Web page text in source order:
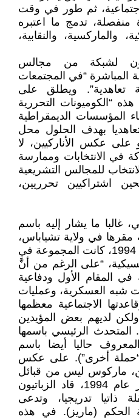
ثم طور في وقت
منفصلة، تدمج ما اعتبره
والماركسية، والنقابية،
لشبكة من مجالس
المباشرة “في المجتمعات
تعاهدية”. ويطلق على
“الكوميونات التحررية
المؤسسات الديمقراطية
بهدف الحلول محل
و على عكس الأناركيين، لا
في الانتخابات وممارسة
للمجالس التشريعية
اشتراكيين تحرريين،
غالبا ما يشار إليه باسم
مقرها في ولاية تشياباس،
في جنوب المكسيك. منذ عام 1994، كانت المجموعة في
“على الرغم من أنَّ
المقام الأول ودفاعية
شبه العسكرية، وعمليات
الاجتماعية معظمها
لديهم بعض المؤيدين
المتحدث الرئيسي باسمها
حاليا أيضا باسم
أخرى”). على عكس
ماركوس ليس من قبائل
المايا الأصليين. ومنذ ديسمبر عام 1994، قاد الزباتيون
ذاتيا تدريجيا، وتدعى
الحكم (ماريز). في هذه